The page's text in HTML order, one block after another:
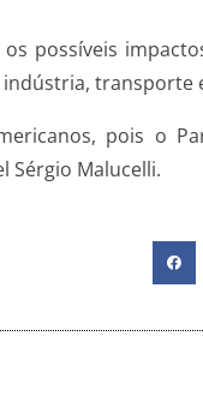
possíveis
transporte
pois o
Sérgio Malucelli.